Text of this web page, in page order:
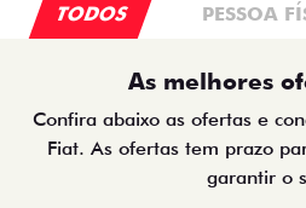
TODOS PESSOA
As melhores
Confira abaixo as ofertas e
Fiat. As ofertas tem prazo
garantir o